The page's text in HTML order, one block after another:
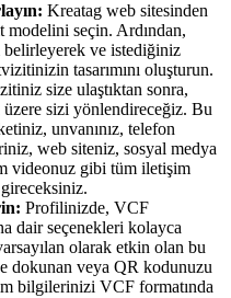
Kreatag web sitesinden
seçin. Ardından,
ve istediğiniz
tasarımını oluşturun.
size ulaştıktan sonra,
sizi yönlendireceğiz. Bu
unvanınız, telefon
web siteniz, sosyal medya
videonuz gibi tüm iletişim
Profilinizde, VCF
dair seçenekleri kolayca
olarak etkin olan bu
dokunan veya QR kodunuzu
bilgilerinizi VCF formatında